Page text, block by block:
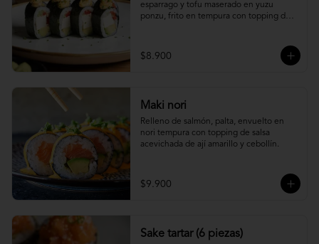
esparrago y tofu maserado en yuzu
ponzu, frito en tempura con topping de
$8.900
Maki nori
Relleno de salmón, palta, envuelto en
nori tempura con topping de salsa
acevichada de ají amarillo y cebollín.
$9.900
Sake tartar (6 piezas)